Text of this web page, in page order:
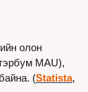
олон
(Statista,